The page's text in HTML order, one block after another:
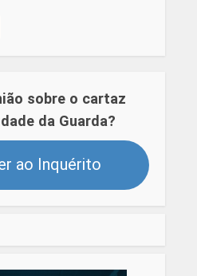
sobre o cartaz
da Guarda?
ao Inquérito